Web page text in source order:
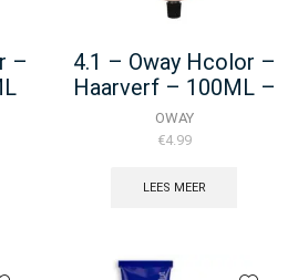
–
4.1 – Oway Hcolor –
Haarverf – 100ML –
(Duplicate Imported
From
OWAY
€4.99
LEES MEER